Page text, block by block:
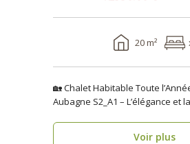
20 m²
🏡 Chalet Habitable Toute
Aubagne S2_A1 – L’élégance et
Voir plus